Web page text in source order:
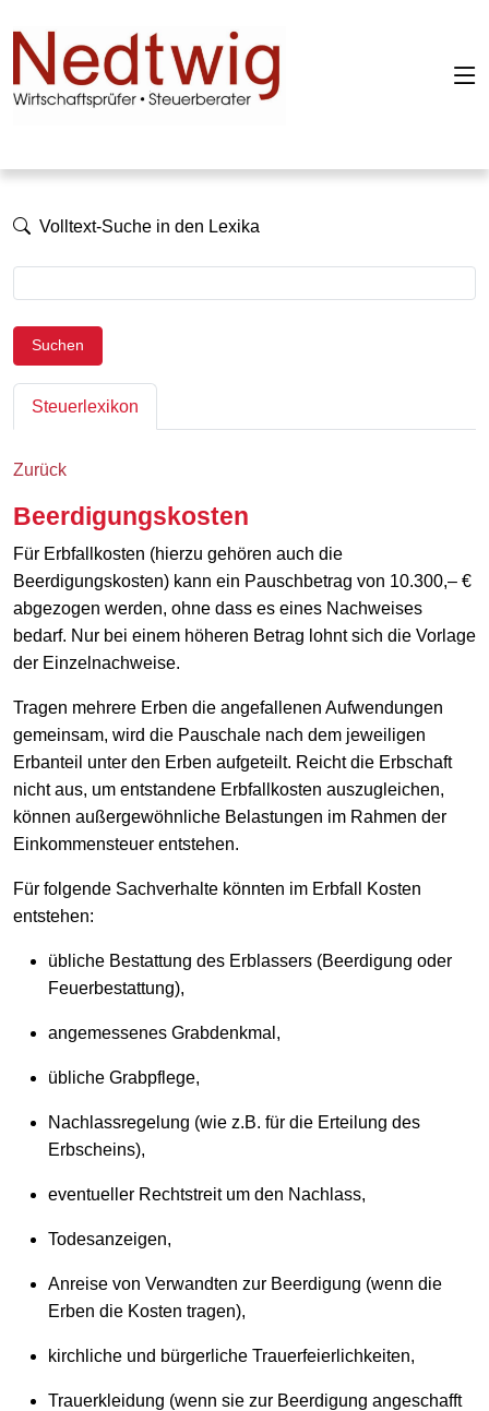
Volltext-Suche in den Lexika
Suchen
Steuerlexikon
Zurück
Beerdigungskosten
Für Erbfallkosten (hierzu gehören auch die
Beerdigungskosten) kann ein Pauschbetrag von 10.300,– €
abgezogen werden, ohne dass es eines Nachweises
bedarf. Nur bei einem höheren Betrag lohnt sich die Vorlage
der Einzelnachweise.
Tragen mehrere Erben die angefallenen Aufwendungen
gemeinsam, wird die Pauschale nach dem jeweiligen
Erbanteil unter den Erben aufgeteilt. Reicht die Erbschaft
nicht aus, um entstandene Erbfallkosten auszugleichen,
können außergewöhnliche Belastungen im Rahmen der
Einkommensteuer entstehen.
Für folgende Sachverhalte könnten im Erbfall Kosten
entstehen:
übliche Bestattung des Erblassers (Beerdigung oder
Feuerbestattung),
angemessenes Grabdenkmal,
übliche Grabpflege,
Nachlassregelung (wie z.B. für die Erteilung des
Erbscheins),
eventueller Rechtstreit um den Nachlass,
Todesanzeigen,
Anreise von Verwandten zur Beerdigung (wenn die
Erben die Kosten tragen),
kirchliche und bürgerliche Trauerfeierlichkeiten,
Trauerkleidung (wenn sie zur Beerdigung angeschafft